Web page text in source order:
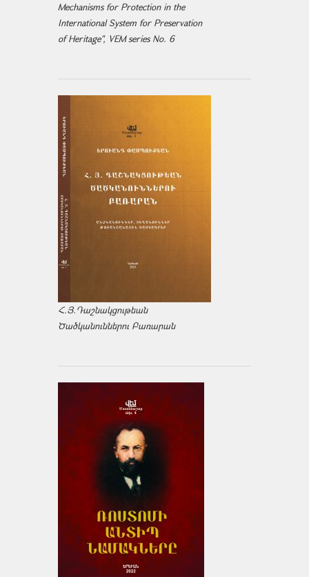
Mechanisms for Protection in the
International System for Preservation
of Heritage", VEM series No. 6
Հ.Յ.Դաշնակցութեան
Ծածկանուններու Բառարան